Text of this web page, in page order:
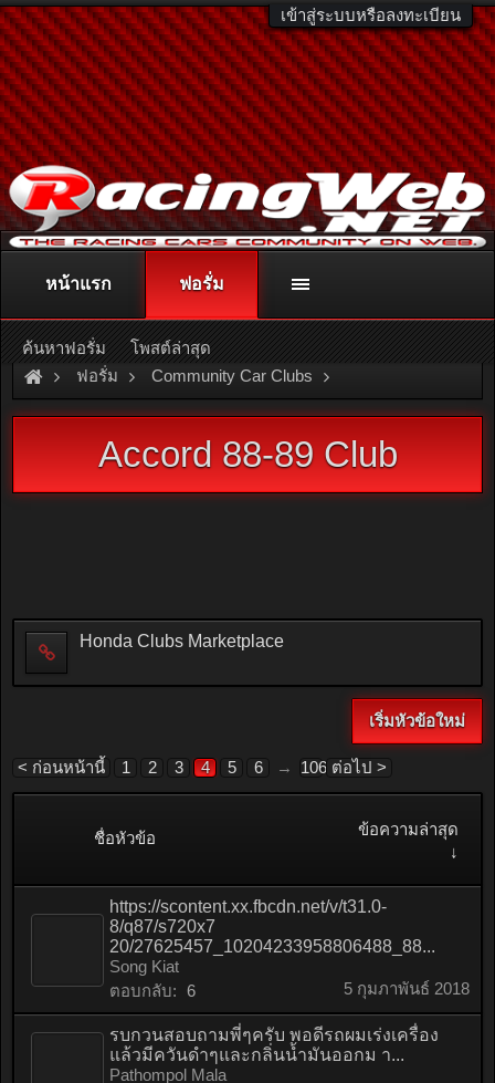
เข้าสู่ระบบหรือลงทะเบียน
ติดต่อลงโฆษณา racingweb@gmail.comหรือโทร. 081-811-1138
หรืออ่านรายละเอียดเพิ่มเติม คลิกที่นี่
ฟอรั่ม Community Car Clubs
Honda Car Clubs
Accord 88-89 Club
Honda Clubs Marketplace
เริ่มหัวข้อใหม่
< ก่อนหน้านี้ 1 2 3 4 5 6 → 106 ต่อไป >
ชื่อหัวข้อ
ข้อความล่าสุด
↓
https://scontent.xx.fbcdn.net/v/t31.0-
8/q87/s720x7
20/27625457_10204233958806488_88...
Song Kiat
ตอบกลับ: 6 5 กุมภาพันธ์ 2018
รบกวนสอบถามพี่ๆครับ พอดีรถผมเร่งเครื่อง
แล้วมีควันดำๆและกลิ่นน้ำมันออกม า...
Pathompol Mala
หน้าแรก ฟอรั่ม
ค้นหาฟอรั่ม โพสต์ล่าสุด